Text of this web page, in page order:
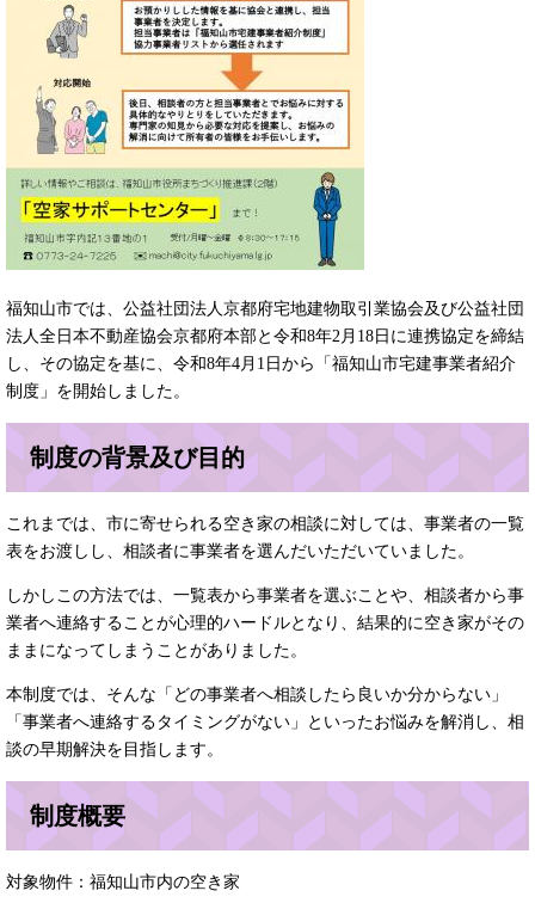
福知山市では、公益社団法人京都府宅地建物取引業協会及び公益社団
法人全日本不動産協会京都府本部と令和8年2月18日に連携協定を締結
し、その協定を基に、令和8年4月1日から「福知山市宅建事業者紹介
制度」を開始しました。
制度の背景及び目的
これまでは、市に寄せられる空き家の相談に対しては、事業者の一覧
表をお渡しし、相談者に事業者を選んだいただいていました。
しかしこの方法では、一覧表から事業者を選ぶことや、相談者から事
業者へ連絡することが心理的ハードルとなり、結果的に空き家がその
ままになってしまうことがありました。
本制度では、そんな「どの事業者へ相談したら良いか分からない」
「事業者へ連絡するタイミングがない」といったお悩みを解消し、相
談の早期解決を目指します。
制度概要
対象物件：福知山市内の空き家